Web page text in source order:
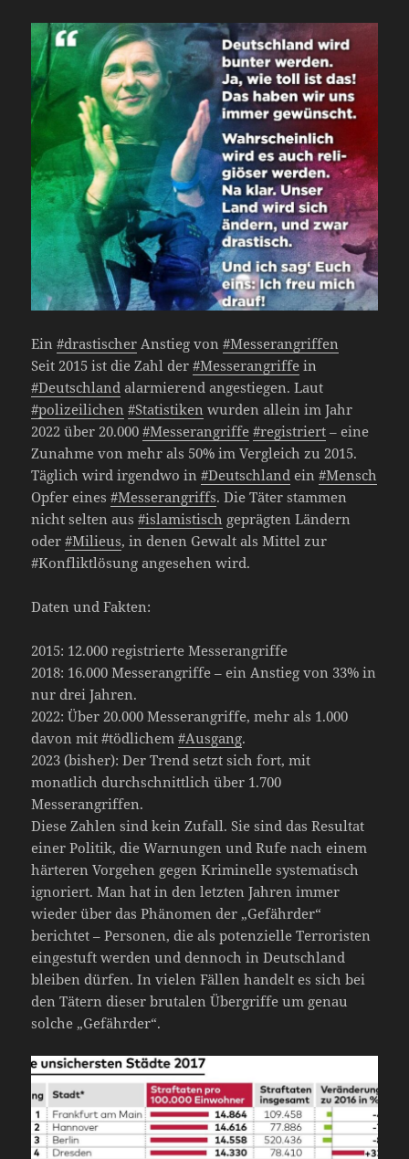
Ein#drastischer Anstieg von#Messerangriffen
Seit 2015 ist die Zahl der#Messerangriffe in
#Deutschland alarmierend angestiegen. Laut
#polizeilichen #Statistiken wurden allein im Jahr
2022 über 20.000#Messerangriffe #registriert – eine
Zunahme von mehr als 50% im Vergleich zu 2015.
Täglich wird irgendwo in#Deutschland ein#Mensch
Opfer eines#Messerangriffs. Die Täter stammen
nicht selten aus#islamistisch geprägten Ländern
oder#Milieus, in denen Gewalt als Mittel zur
#Konfliktlösung angesehen wird.
Daten und Fakten:
2015: 12.000 registrierte Messerangriffe
2018: 16.000 Messerangriffe – ein Anstieg von 33% in
nur drei Jahren.
2022: Über 20.000 Messerangriffe, mehr als 1.000
davon mit #tödlichem#Ausgang.
2023 (bisher): Der Trend setzt sich fort, mit
monatlich durchschnittlich über 1.700
Messerangriffen.
Diese Zahlen sind kein Zufall. Sie sind das Resultat
einer Politik, die Warnungen und Rufe nach einem
härteren Vorgehen gegen Kriminelle systematisch
ignoriert. Man hat in den letzten Jahren immer
wieder über das Phänomen der „Gefährder“
berichtet – Personen, die als potenzielle Terroristen
eingestuft werden und dennoch in Deutschland
bleiben dürfen. In vielen Fällen handelt es sich bei
den Tätern dieser brutalen Übergriffe um genau
solche „Gefährder“.